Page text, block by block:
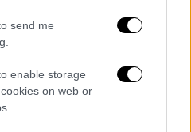
send me
enable storage
on web or